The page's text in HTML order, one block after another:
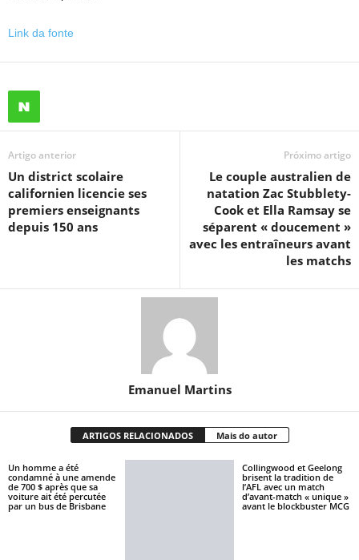
Link da fonte
Artigo anterior
Un district scolaire
californien licencie ses
premiers enseignants
depuis 150 ans
Próximo artigo
Le couple australien de
natation Zac Stubblety-
Cook et Ella Ramsay se
séparent « doucement »
avec les entraîneurs avant
les matchs
Emanuel Martins
ARTIGOS RELACIONADOS Mais do autor
Un homme a été
condamné à une amende
de 700 $ après que sa
voiture ait été percutée
par un bus de Brisbane
Collingwood et Geelong
brisent la tradition de
l’AFL avec un match
d’avant-match « unique »
avant le blockbuster MCG